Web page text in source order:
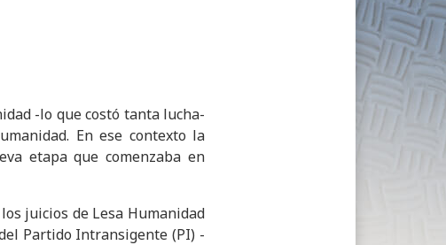
-lo que costó tanta lucha-
En ese contexto la
etapa que comenzaba en
juicios de Lesa Humanidad
Partido Intransigente (PI) -